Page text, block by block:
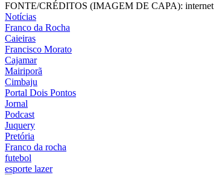
FONTE/CRÉDITOS (IMAGEM DE CAPA): internet
Notícias
Franco da Rocha
Caieiras
Francisco Morato
Cajamar
Mairiporã
Cimbaju
Portal Dois Pontos
Jornal
Podcast
Juquery
Pretória
Franco da rocha
futebol
esporte lazer